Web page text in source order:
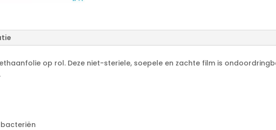
i
:
op rol. Deze niet-steriele, soepele en zachte film is